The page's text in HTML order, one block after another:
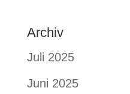
Archiv
Juli 2025
Juni 2025